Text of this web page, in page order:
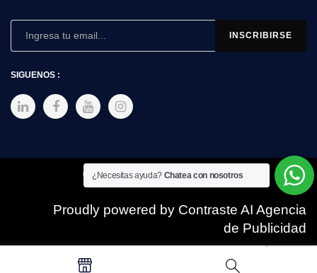
SIGUENOS :
Copyright © 2025 SIMEX
Proudly powered by Contraste AI Agencia
de Publicidad
¿Necesitas ayuda? Chatea con nosotros